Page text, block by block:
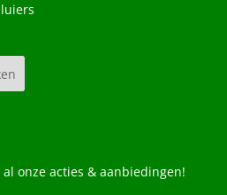
onze acties & aanbiedingen!